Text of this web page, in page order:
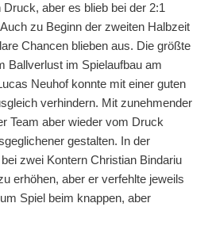
aber es blieb bei der 2:1
zu Beginn der zweiten Halbzeit
Chancen blieben aus. Die größte
Ballverlust im Spielaufbau am
Neuhof konnte mit einer guten
verhindern. Mit zunehmender
Team aber wieder vom Druck
gestalten. In der
zwei Kontern Christian Bindariu
erhöhen, aber er verfehlte jeweils
Spiel beim knappen, aber